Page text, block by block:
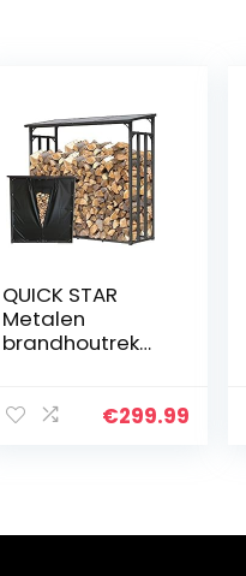
QUICK STAR
Metalen
brandhoutrek
Tuin
€299.99